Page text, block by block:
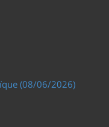
(08/06/2026)